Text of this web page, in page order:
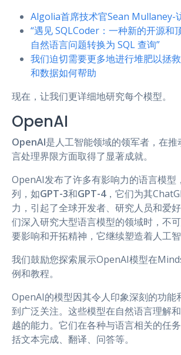
Algolia首席技术官Sean Mullaney-
“遇见 SQLCoder：一种新的开源和
自然语言问题转换为 SQL 查询”
我们迫切需要更多地进行堆肥以拯
和数据如何帮助
现在，让我们更详细地研究每个模型。
OpenAI
OpenAI是人工智能领域的领军者，在
言处理界限方面取得了显著成就。
OpenAI发布了许多有影响力的语言模型
列，如GPT-3和GPT-4，它们为其
力，引起了全球开发者、研究人员和爱
们深入研究大型语言模型的领域时，不
要影响和开拓精神，它继续塑造着人工智
我们鼓励您探索展示OpenAI模型在
例和教程。
OpenAI的模型因其令人印象深刻的功能
到广泛关注。这些模型在自然语言理解
越的能力。它们在各种与语言相关的任
括文本完成、翻译、问答等。